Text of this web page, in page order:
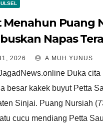
Menahun Puang
Napas
2026 A.MUH.YUNUS
Duka cita
besar kakek buyut Petta
Sinjai. Puang Nursiah
cucu mendiang Petta